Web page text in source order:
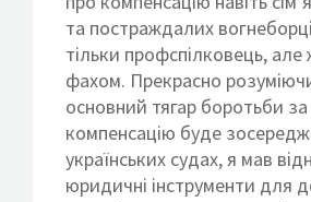
та постраждалих
тільки профспілковець, але
фахом. Прекрасно
основний тягар боротьби
компенсацію буде
українських судах, я мав
юридичні інструменти для